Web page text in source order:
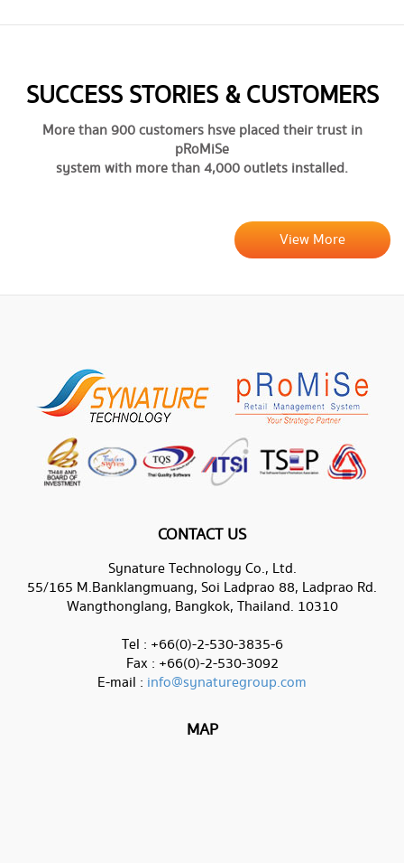
SUCCESS STORIES & CUSTOMERS
More than 900 customers hsve placed their trust in
pRoMiSe
system with more than 4,000 outlets installed.
View More
CONTACT US
Synature Technology Co., Ltd.
55/165 M.Banklangmuang, Soi Ladprao 88, Ladprao Rd.
Wangthonglang, Bangkok, Thailand. 10310
Tel : +66(0)-2-530-3835-6
Fax : +66(0)-2-530-3092
E-mail : info@synaturegroup.com
MAP